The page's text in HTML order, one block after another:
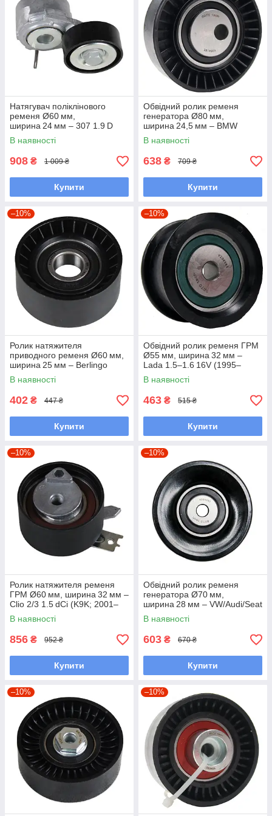
Натягувач поліклінового
ременя Ø60 мм,
ширина 24 мм – 307 1.9 D
(DW8; 2001–2008) / 206 1.9 D
(DW8; 1998–2009) / C4
В наявності
908 ₴ 1 009 ₴
Купити
Обвідний ролик ременя
генератора Ø80 мм,
ширина 24,5 мм – BMW
3/5/X3/X5 2.0–3.0 i (1998–
2010) – 3 E46/E90 (1998–
В наявності
638 ₴ 709 ₴
Купити
–10%
Ролик натяжителя
приводного ременя Ø60 мм,
ширина 25 мм – Berlingo
1.9 D (DW8/WJZ/WJY; 1996–
2006) / 206 1.9 D (XUD9;
В наявності
402 ₴ 447 ₴
Купити
–10%
Обвідний ролик ременя ГРМ
Ø55 мм, ширина 32 мм –
Lada 1.5–1.6 16V (1995–
2013) –
110/112/Samara/Kalina (1995–
В наявності
463 ₴ 515 ₴
Купити
–10%
Ролик натяжителя ременя
ГРМ Ø60 мм, ширина 32 мм –
Clio 2/3 1.5 dCi (K9K; 2001–
2014) / Qashqai J10 1.5 dCi
(K9K; 2007–2014) /
В наявності
856 ₴ 952 ₴
Купити
–10%
Обвідний ролик ременя
генератора Ø70 мм,
ширина 28 мм – VW/Audi/Seat
Skoda 2.0 TDI (2003–2011) –
Audi A4 B7/A6 C6/Tiguan
В наявності
603 ₴ 670 ₴
Купити
–10% –10%